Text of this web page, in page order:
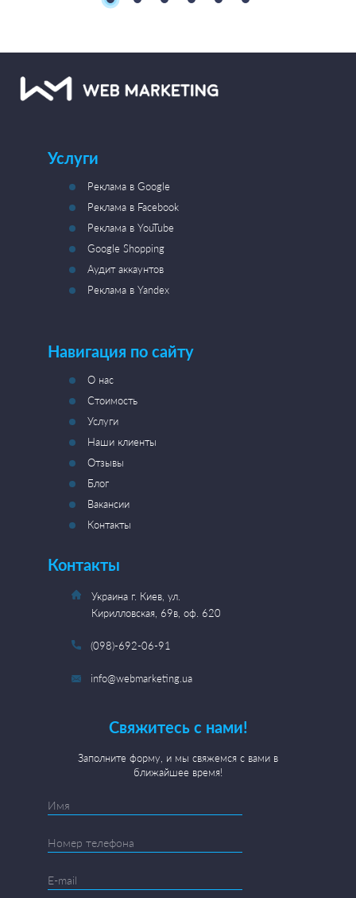
Услуги
Реклама в Google
Реклама в Facebook
Реклама в YouTube
Google Shopping
Аудит аккаунтов
Реклама в Yandex
Навигация по сайту
О нас
Стоимость
Услуги
Наши клиенты
Отзывы
Блог
Вакансии
Контакты
Контакты
Украина г. Киев, ул.
Кирилловская, 69в, оф. 620
(098)-692-06-91
info@webmarketing.ua
Свяжитесь с нами!
Заполните форму, и мы свяжемся с вами в
ближайшее время!